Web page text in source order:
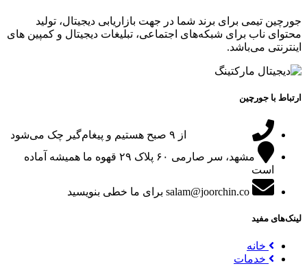
جورچین تیمی برای برند شما در جهت بازاریابی دیجیتال، تولید
محتوای ناب برای شبکه‌های اجتماعی، تبلیغات دیجیتال و کمپین های
اینترنتی می‌باشد.
ارتباط با جورچین
از ۹ صبح هستیم و پیغام‌گیر چک می‌شود
مشهد، سر صارمی ۶۰ پلاک ۲۹
قهوه ما همیشه آماده
است
salam@joorchin.co برای ما خطی بنویسید
لینک‌های مفید
خانه
خدمات